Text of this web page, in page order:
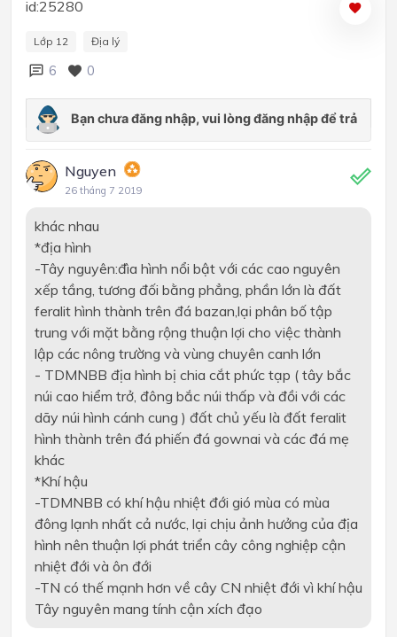
id:25280
Lớp 12 Địa lý
6 0
Nguyen
26 tháng 7 2019
khác nhau
*địa hình
-Tây nguyên:đìa hình nổi bật với các cao nguyên
xếp tầng, tương đối bằng phẳng, phần lớn là đất
feralit hình thành trên đá bazan,lại phân bố tập
trung với mặt bằng rộng thuận lợi cho việc thành
lập các nông trường và vùng chuyên canh lớn
- TDMNBB địa hình bị chia cắt phức tạp ( tây bắc
núi cao hiểm trở, đông bắc núi thấp và đồi với các
dãy núi hình cánh cung ) đất chủ yếu là đất feralit
hình thành trên đá phiến đá gownai và các đá mẹ
khác
*Khí hậu
-TDMNBB có khí hậu nhiệt đới gió mùa có mùa
đông lạnh nhất cả nước, lại chịu ảnh hưởng của địa
hình nên thuận lợi phát triển cây công nghiệp cận
nhiệt đới và ôn đới
-TN có thế mạnh hơn về cây CN nhiệt đới vì khí hậu
Tây nguyên mang tính cận xích đạo